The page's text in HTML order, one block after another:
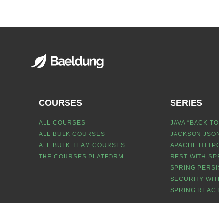
COURSES
ALL COURSES
ALL BULK COURSES
ALL BULK TEAM COURSES
THE COURSES PLATFORM
SERIES
JAVA “BACK
JACKSON
APACHE
REST WITH
SPRING
SECURITY
SPRING